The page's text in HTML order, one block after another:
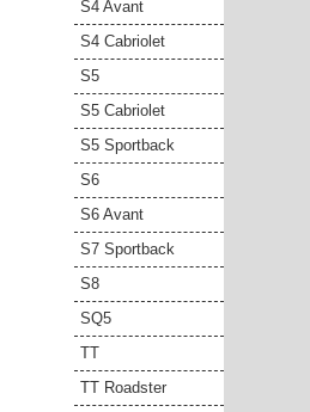
S4 Avant
S4 Cabriolet
S5
S5 Cabriolet
S5 Sportback
S6
S6 Avant
S7 Sportback
S8
SQ5
TT
TT Roadster